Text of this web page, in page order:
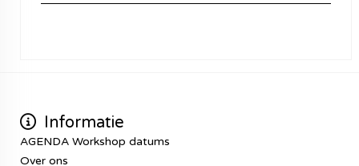
Informatie
AGENDA Workshop datums
Over ons